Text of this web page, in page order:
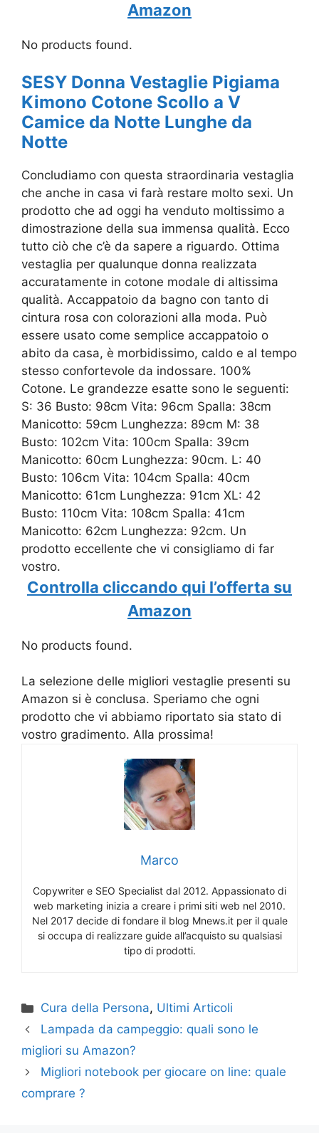
Amazon
No products found.
SESY Donna Vestaglie Pigiama
Kimono Cotone Scollo a V
Camice da Notte Lunghe da
Notte
Concludiamo con questa straordinaria vestaglia
che anche in casa vi farà restare molto sexi. Un
prodotto che ad oggi ha venduto moltissimo a
dimostrazione della sua immensa qualità. Ecco
tutto ciò che c’è da sapere a riguardo. Ottima
vestaglia per qualunque donna realizzata
accuratamente in cotone modale di altissima
qualità. Accappatoio da bagno con tanto di
cintura rosa con colorazioni alla moda. Può
essere usato come semplice accappatoio o
abito da casa, è morbidissimo, caldo e al tempo
stesso confortevole da indossare. 100%
Cotone. Le grandezze esatte sono le seguenti:
S: 36 Busto: 98cm Vita: 96cm Spalla: 38cm
Manicotto: 59cm Lunghezza: 89cm M: 38
Busto: 102cm Vita: 100cm Spalla: 39cm
Manicotto: 60cm Lunghezza: 90cm. L: 40
Busto: 106cm Vita: 104cm Spalla: 40cm
Manicotto: 61cm Lunghezza: 91cm XL: 42
Busto: 110cm Vita: 108cm Spalla: 41cm
Manicotto: 62cm Lunghezza: 92cm. Un
prodotto eccellente che vi consigliamo di far
vostro.
Controlla cliccando qui l’offerta su
Amazon
No products found.
La selezione delle migliori vestaglie presenti su
Amazon si è conclusa. Speriamo che ogni
prodotto che vi abbiamo riportato sia stato di
vostro gradimento. Alla prossima!
Marco
Copywriter e SEO Specialist dal 2012. Appassionato di
web marketing inizia a creare i primi siti web nel 2010.
Nel 2017 decide di fondare il blog Mnews.it per il quale
si occupa di realizzare guide all’acquisto su qualsiasi
tipo di prodotti.
Categorie
Cura della Persona, Ultimi Articoli
Lampada da campeggio: quali sono le
migliori su Amazon?
Migliori notebook per giocare on line: quale
comprare ?